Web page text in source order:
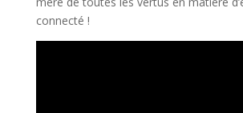
connecté !